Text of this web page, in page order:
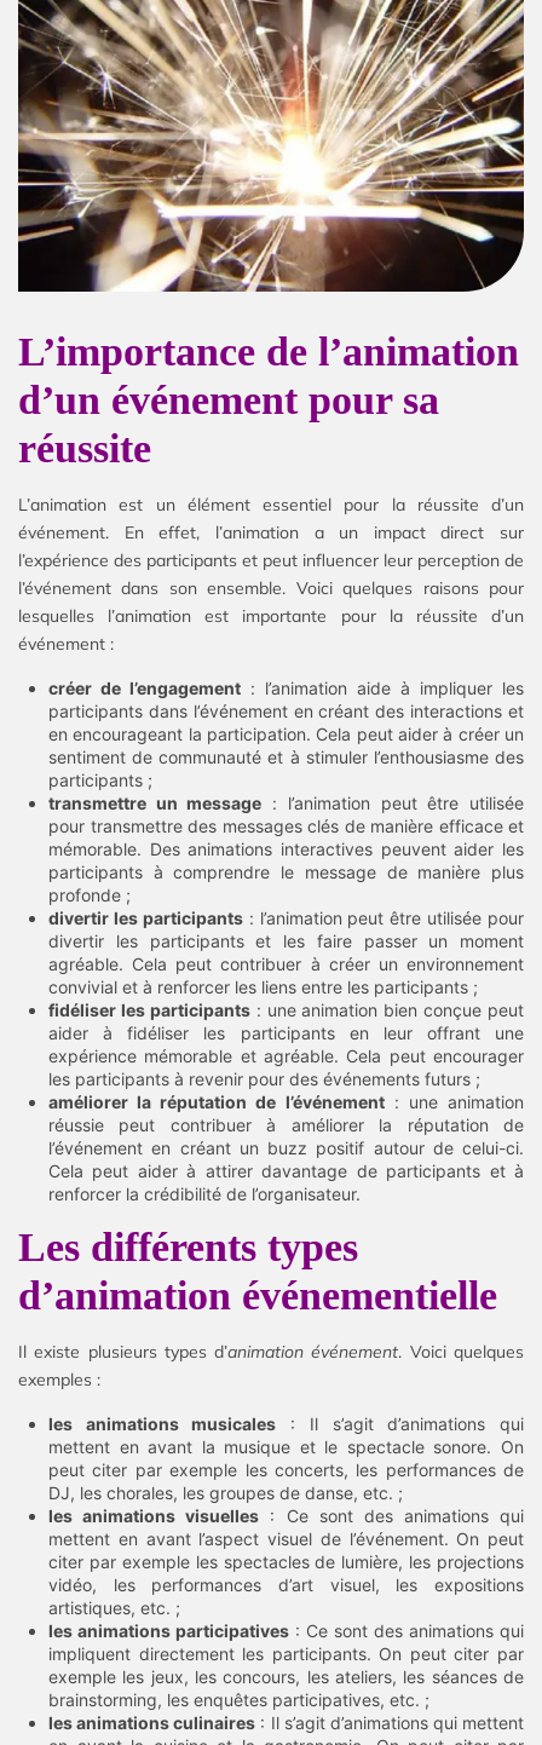
L’importance de l’animation
d’un événement pour sa
réussite
L’animation est un élément essentiel pour la réussite d’un
événement. En effet, l’animation a un impact direct sur
l’expérience des participants et peut influencer leur perception de
l’événement dans son ensemble. Voici quelques raisons pour
lesquelles l’animation est importante pour la réussite d’un
événement :
créer de l’engagement : l’animation aide à impliquer les
participants dans l’événement en créant des interactions et
en encourageant la participation. Cela peut aider à créer un
sentiment de communauté et à stimuler l’enthousiasme des
participants ;
transmettre un message : l’animation peut être utilisée
pour transmettre des messages clés de manière efficace et
mémorable. Des animations interactives peuvent aider les
participants à comprendre le message de manière plus
profonde ;
divertir les participants: l’animation peut être utilisée pour
divertir les participants et les faire passer un moment
agréable. Cela peut contribuer à créer un environnement
convivial et à renforcer les liens entre les participants ;
fidéliser les participants: une animation bien conçue peut
aider à fidéliser les participants en leur offrant une
expérience mémorable et agréable. Cela peut encourager
les participants à revenir pour des événements futurs ;
améliorer la réputation de l’événement: une animation
réussie peut contribuer à améliorer la réputation de
l’événement en créant un buzz positif autour de celui-ci.
Cela peut aider à attirer davantage de participants et à
renforcer la crédibilité de l’organisateur.
Les différents types
d’animation événementielle
Il existe plusieurs types d’animation événement. Voici quelques
exemples :
les animations musicales : Il s’agit d’animations qui
mettent en avant la musique et le spectacle sonore. On
peut citer par exemple les concerts, les performances de
DJ, les chorales, les groupes de danse, etc. ;
les animations visuelles : Ce sont des animations qui
mettent en avant l’aspect visuel de l’événement. On peut
citer par exemple les spectacles de lumière, les projections
vidéo, les performances d’art visuel, les expositions
artistiques, etc. ;
les animations participatives : Ce sont des animations qui
impliquent directement les participants. On peut citer par
exemple les jeux, les concours, les ateliers, les séances de
brainstorming, les enquêtes participatives, etc. ;
les animations culinaires : Il s’agit d’animations qui mettent